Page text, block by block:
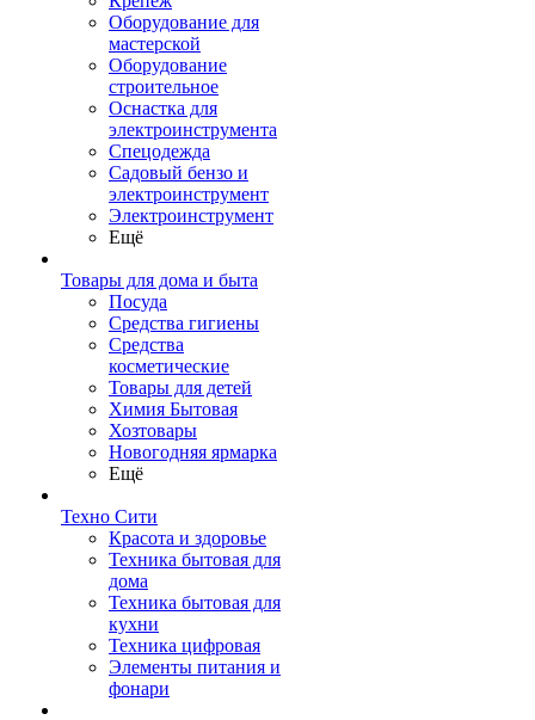
Оборудование для
мастерской
Оборудование
строительное
Оснастка для
электроинструмента
Спецодежда
Садовый бензо и
электроинструмент
Электроинструмент
Ещё
Товары для дома и быта
Посуда
Средства гигиены
Средства
косметические
Товары для детей
Химия Бытовая
Хозтовары
Новогодняя ярмарка
Ещё
Техно Сити
Красота и здоровье
Техника бытовая для
дома
Техника бытовая для
кухни
Техника цифровая
Элементы питания и
фонари